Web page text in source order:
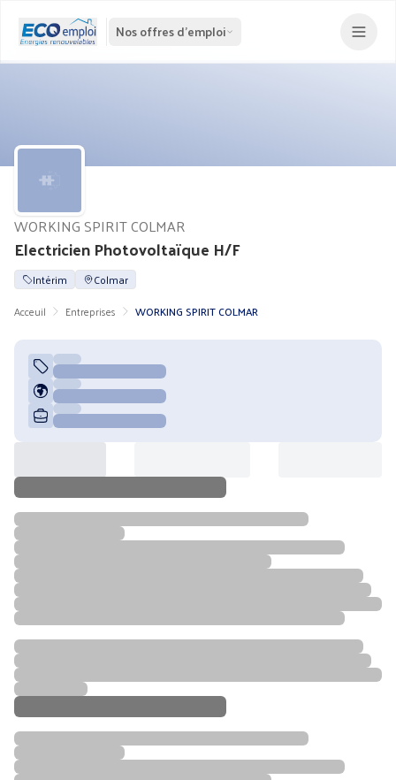
Nos offres d'emploi
Electricien Photovoltaïque H/F
WORKING SPIRIT COLMAR
Intérim
Colmar
Acceuil
Entreprises WORKING SPIRIT COLMAR